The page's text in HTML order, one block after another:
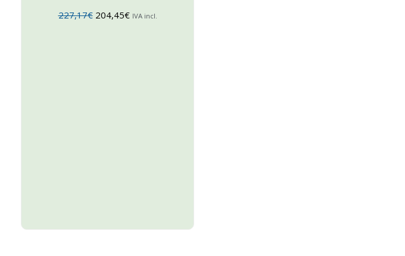
227,17€ 204,45€ IVA incl.